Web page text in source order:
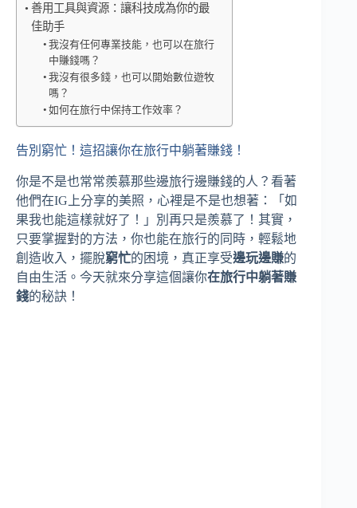
善用工具與資源：讓科技成為你的最
佳助手
我沒有任何專業技能，也可以在旅行
中賺錢嗎？
我沒有很多錢，也可以開始數位遊牧
嗎？
如何在旅行中保持工作效率？
告別窮忙！這招讓你在旅行中躺著賺錢！
你是不是也常常羨慕那些邊旅行邊賺錢的人？看著
他們在IG上分享的美照，心裡是不是也想著：「如
果我也能這樣就好了！」別再只是羨慕了！其實，
只要掌握對的方法，你也能在旅行的同時，輕鬆地
創造收入，擺脫窮忙的困境，真正享受邊玩邊賺的
自由生活。今天就來分享這個讓你在旅行中躺著賺
錢的秘訣！